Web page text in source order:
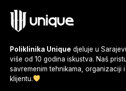
Poliklinika Unique djeluje u
više od 10 godina iskustva. Naš
savremenim tehnikama, organizaciji
klijentu.